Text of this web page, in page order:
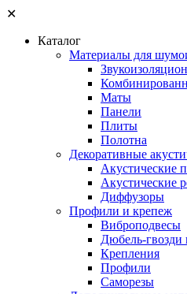
✕
Каталог
Материалы для
Маты
Панели
Плиты
Полотна
Декоративные
Акустические
Акустические
Диффузоры
Профили и крепеж
Виброподвесы
Дюбель-гвозди
Крепления
Профили
Саморезы